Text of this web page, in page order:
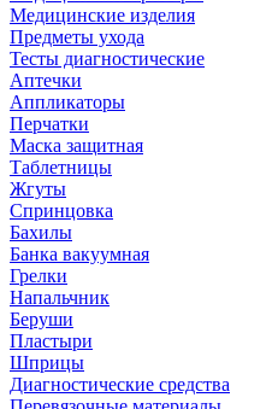
Медицинские изделия
Предметы ухода
Тесты диагностические
Аптечки
Аппликаторы
Перчатки
Маска защитная
Таблетницы
Жгуты
Спринцовка
Бахилы
Банка вакуумная
Грелки
Напальчник
Беруши
Пластыри
Шприцы
Диагностические средства